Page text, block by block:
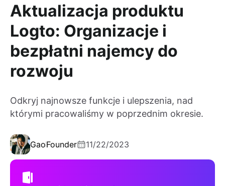
Aktualizacja produktu
Logto: Organizacje i
bezpłatni najemcy do
rozwoju
Odkryj najnowsze funkcje i ulepszenia, nad
którymi pracowaliśmy w poprzednim okresie.
GaoFounder 11/22/2023